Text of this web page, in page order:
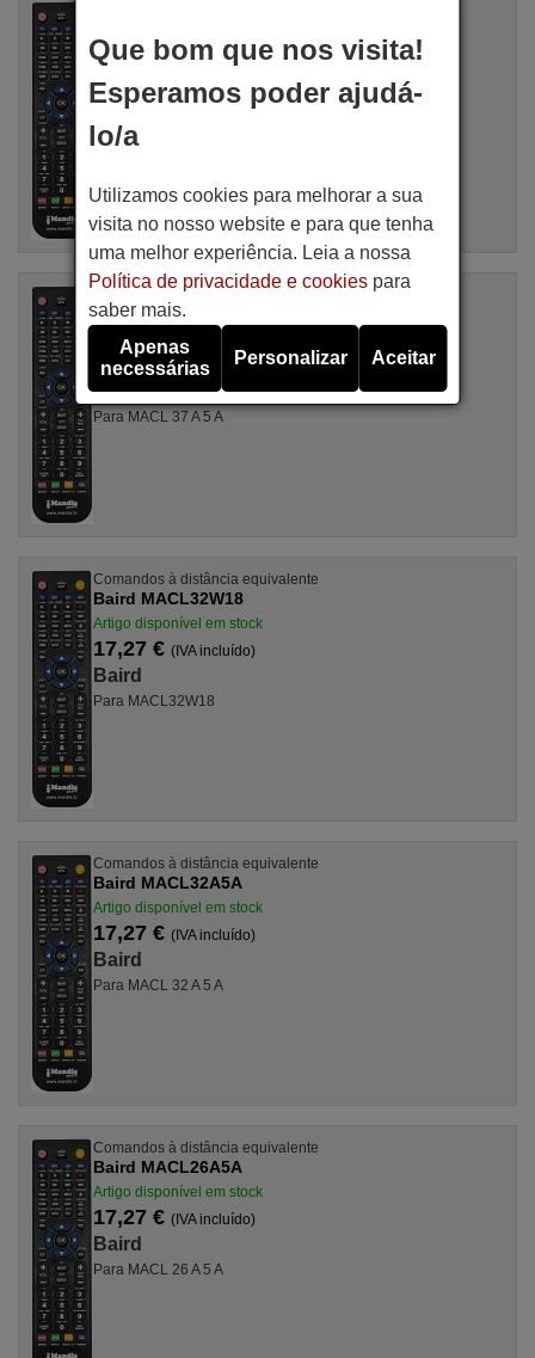
Artigo disponível em stock
17,27 €
Baird
Para MACL37W18
Comandos à distância equivalente
Baird MACL37A5A
Artigo disponível em stock
17,27 €(IVA incluído)
Baird
Para MACL 37 A 5 A
Comandos à distância equivalente
Baird MACL32W18
Artigo disponível em stock
17,27 € (IVA incluído)
Baird
Para MACL32W18
Comandos à distância equivalente
Baird MACL32A5A
Artigo disponível em stock
17,27 € (IVA incluído)
Baird
Para MACL 32 A 5 A
Comandos à distância equivalente
Baird MACL26A5A
Artigo disponível em stock
17,27 € (IVA incluído)
Baird
Para MACL 26 A 5 A
Que bom que nos visita!
Esperamos poder ajudá-
lo/a
Utilizamos cookies para melhorar a sua
visita no nosso website e para que tenha
uma melhor experiência. Leia a nossa
Política de privacidade e cookiespara
saber mais.
Apenas
necessárias
Personalizar Aceitar